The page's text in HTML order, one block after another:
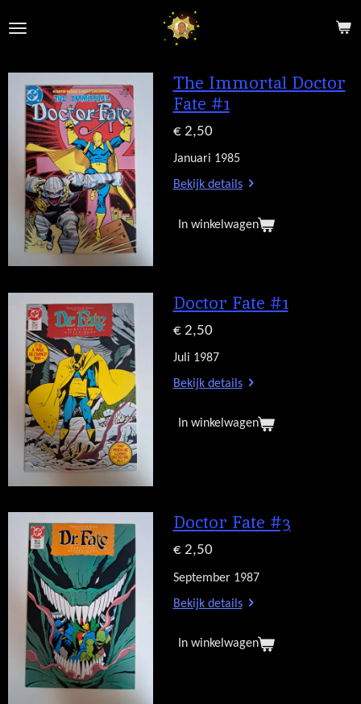
direct
de
hoofdinhoud
The Immortal Doctor
Fate #1
€ 2,50
Januari 1985
Bekijk details
In winkelwagen
Doctor Fate #1
€ 2,50
Juli 1987
Bekijk details
In winkelwagen
Doctor Fate #3
€ 2,50
September 1987
Bekijk details
In winkelwagen